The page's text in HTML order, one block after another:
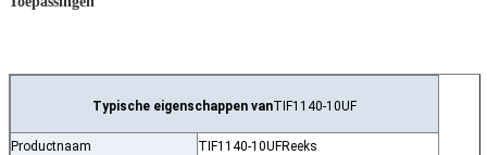
Typische eigenschappen vanTIF1140-10UF
Productnaam TIF1140-10UFReeks